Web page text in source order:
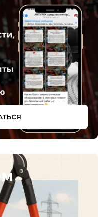
600х1700х600